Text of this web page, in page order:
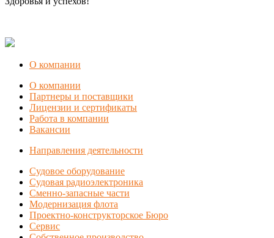
О компании
О компании
Партнеры и поставщики
Лицензии и сертификаты
Работа в компании
Вакансии
Направления деятельности
Судовое оборудование
Судовая радиоэлектроника
Сменно-запасные части
Модернизация флота
Проектно-конструкторское Бюро
Сервис